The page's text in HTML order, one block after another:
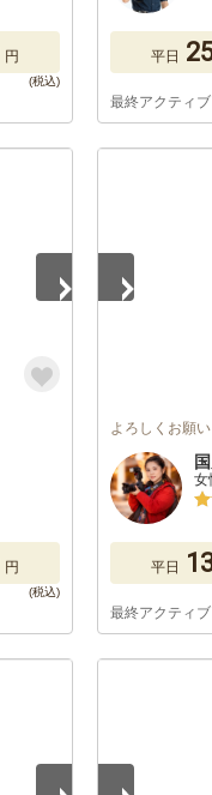
円 平日
最終アクティ
円
よろしくお願
女
平日
最終アクティ